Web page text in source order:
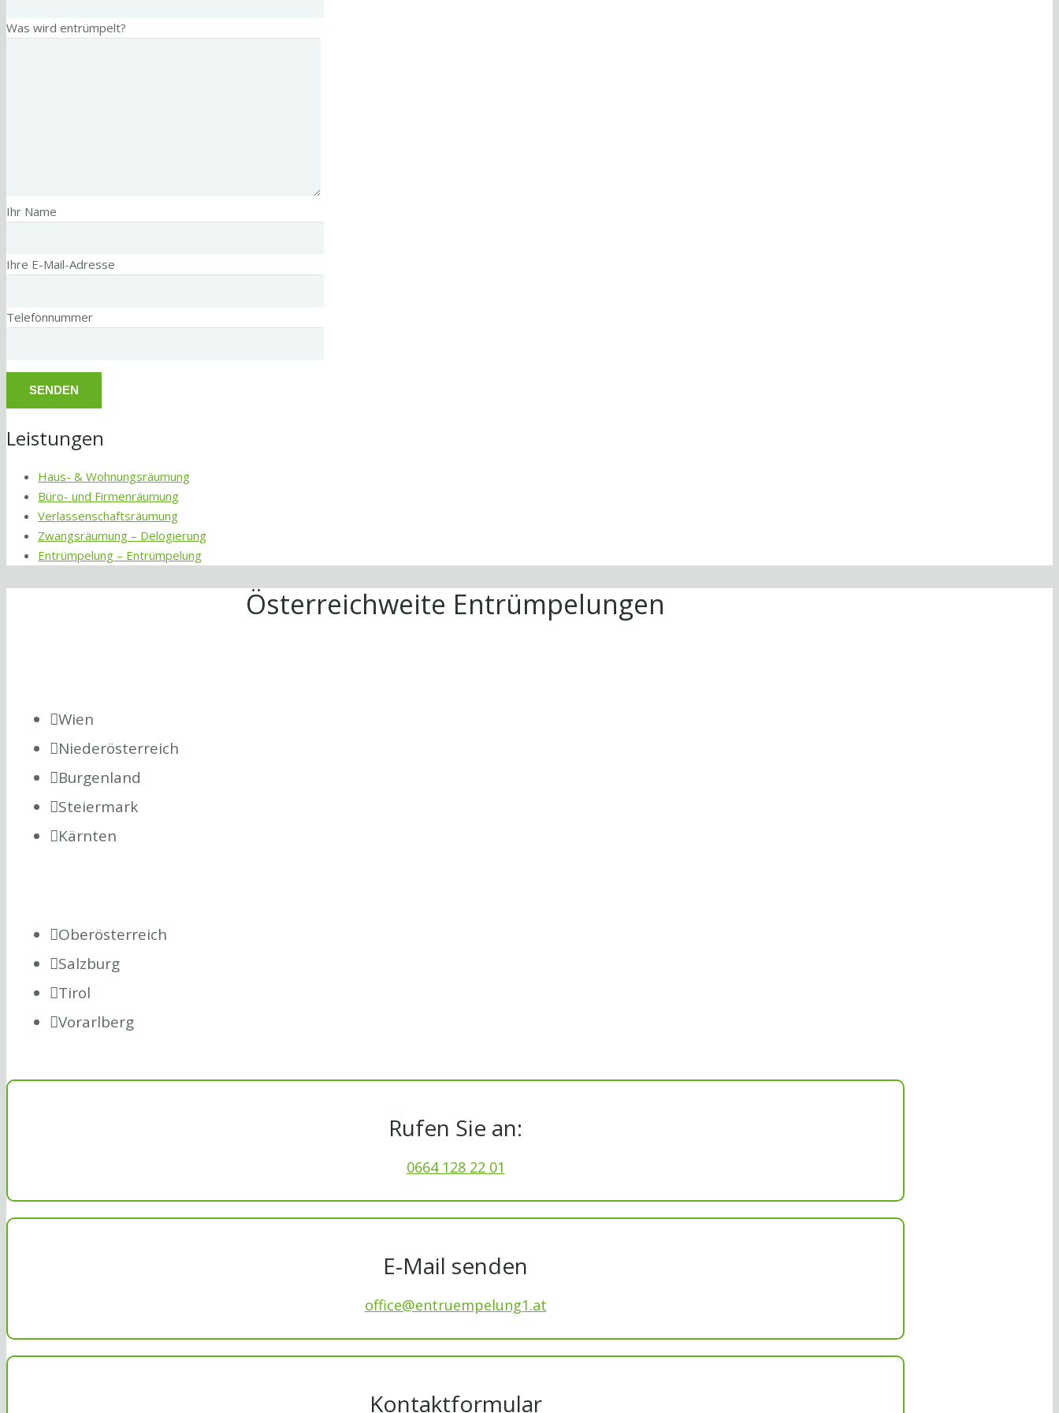
Was wird entrümpelt?
Ihr Name
Ihre E-Mail-Adresse
Telefonnummer
Leistungen
Haus- & Wohnungsräumung
Büro- und Firmenräumung
Verlassenschaftsräumung
Zwangsräumung – Delogierung
Entrümpelung – Entrümpelung
Österreichweite Entrümpelungen
Wien
Niederösterreich
Burgenland
Steiermark
Kärnten
Oberösterreich
Salzburg
Tirol
Vorarlberg
Rufen Sie an:
0664 128 22 01
E-Mail senden
office@entruempelung1.at
Kontaktformular